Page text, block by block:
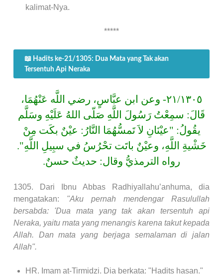
kalimat-Nya.
*****
📖 Hadits ke-21/1305: Dua Mata yang Tak akan
Tersentuh Api Neraka
٢١/١٣٠٥- وعن ابن عبَّاسٍ، رضي اللَّه عَنْهُمَا،
قَالَ: سمِعْتُ رَسُولَ اللَّهِ صَلّى اللهُ عَلَيْهِ وسَلَّم
يقُولُ: "عيْنَانِ لاَ تَمسُّهُمَا النَّارُ: عيْنٌ بكَت مِنْ
خَشْيةِ اللَّهِ، وعيْنٌ باتَت تحْرُسُ في سبِيلِ اللَّهِ".
رواه الترمذيُّ وقال: حديثٌ حسنٌ.
1305. Dari Ibnu Abbas Radhiyallahu’anhuma, dia
mengatakan: "Aku pernah mendengar Rasulullah
bersabda: 'Dua mata yang tak akan tersentuh api
Neraka, yaitu mata yang menangis karena takut kepada
Allah. Dan mata yang berjaga semalaman di jalan
Allah".
HR. Imam at-Tirmidzi. Dia berkata: "Hadits hasan."